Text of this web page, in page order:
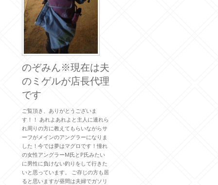
のぞみん※現在は夫
のミゲルが店長代理
です
ご覧頂き、ありがとうございま
す！！ あれよあれよと主人に連れら
れ周りの方に教えてもらいながらサ
ーフがメインのアングラーになりま
した！今では夢はマグロです！憧れ
の女性アングラーM氏とP氏みたい
に男性に負けない釣りをして行きた
いと思っています。 ご存じの方も居
ると思いますが昼間は夫婦でガソリ